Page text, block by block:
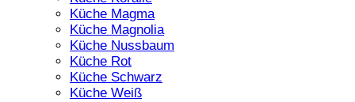
Küche Magma
Küche Magnolia
Küche Nussbaum
Küche Rot
Küche Schwarz
Küche Weiß